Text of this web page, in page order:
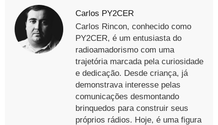
Carlos PY2CER
Carlos Rincon, conhecido como
PY2CER, é um entusiasta do
radioamadorismo com uma
trajetória marcada pela curiosidade
e dedicação. Desde criança, já
demonstrava interesse pelas
comunicações desmontando
brinquedos para construir seus
próprios rádios. Hoje, é uma figura